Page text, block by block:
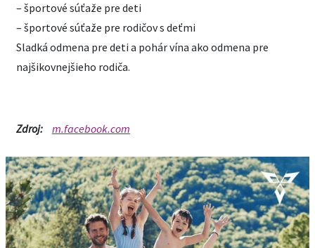
– športové súťaže pre deti
– športové súťaže pre rodičov s deťmi
Sladká odmena pre deti a pohár vína ako odmena pre
najšikovnejšieho rodiča.
Zdroj: m.facebook.com